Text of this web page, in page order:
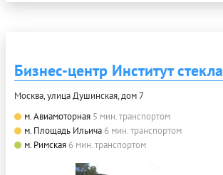
Бизнес-центр Институт стекла
Москва, улица Душинская, дом 7
м. Авиамоторная 5 мин. транспортом
м. Площадь Ильича 6 мин. транспортом
м. Римская 6 мин. транспортом